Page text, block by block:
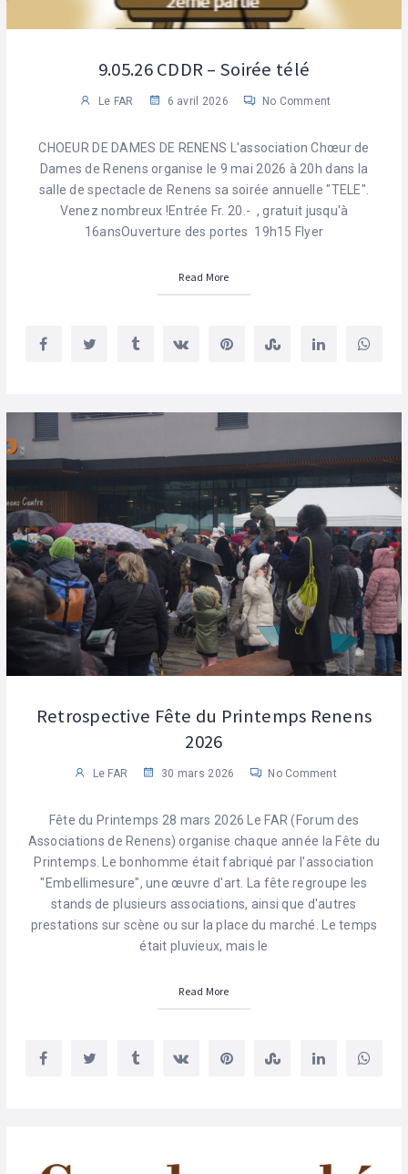
9.05.26 CDDR – Soirée télé
Le FAR 6 avril 2026 No Comment
CHOEUR DE DAMES DE RENENS L'association Chœur de
Dames de Renens organise le 9 mai 2026 à 20h dans la
salle de spectacle de Renens sa soirée annuelle "TELE".
Venez nombreux !Entrée Fr. 20.- , gratuit jusqu'à
16ansOuverture des portes 19h15 Flyer
Read More
Retrospective Fête du Printemps Renens
2026
Le FAR 30 mars 2026 No Comment
Fête du Printemps 28 mars 2026 Le FAR (Forum des
Associations de Renens) organise chaque année la Fête du
Printemps. Le bonhomme était fabriqué par l'association
"Embellimesure", une œuvre d'art. La fête regroupe les
stands de plusieurs associations, ainsi que d'autres
prestations sur scène ou sur la place du marché. Le temps
était pluvieux, mais le
Read More